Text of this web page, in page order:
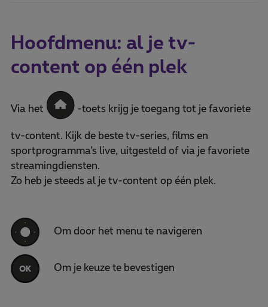
Hoofdmenu: al je tv-
content op één plek
Via het -toets krijg je toegang tot je favoriete
tv-content. Kijk de beste tv-series, films en
sportprogramma’s live, uitgesteld of via je favoriete
streamingdiensten.
Zo heb je steeds al je tv-content op één plek.
Om door het menu te navigeren
Om je keuze te bevestigen